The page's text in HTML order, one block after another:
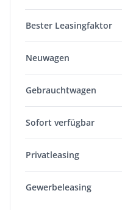
Bester Leasingfaktor
Neuwagen
Gebrauchtwagen
Sofort verfügbar
Privatleasing
Gewerbeleasing